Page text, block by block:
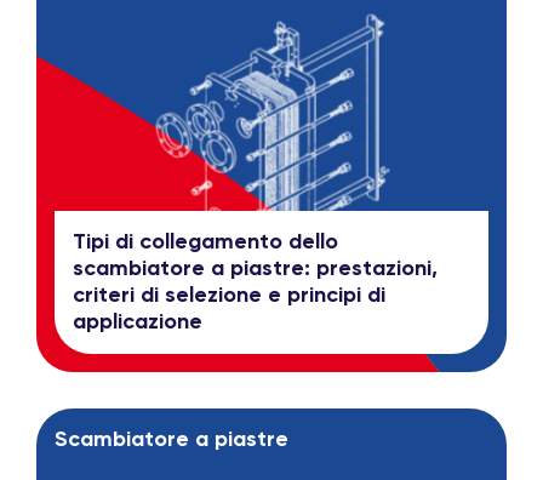
Tipi di collegamento dello
scambiatore a piastre: prestazioni,
criteri di selezione e principi di
applicazione
Scambiatore a piastre